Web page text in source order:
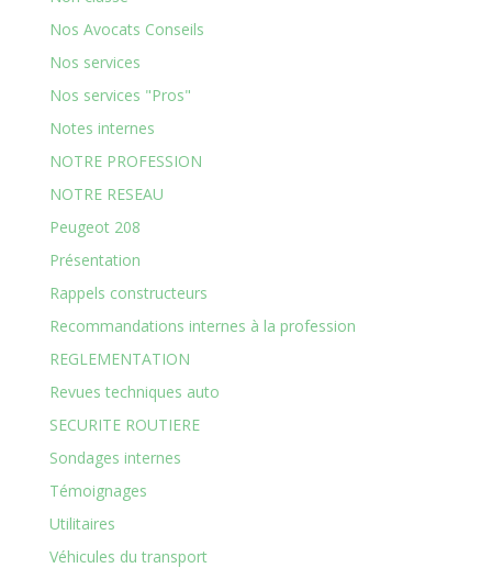
Nos Avocats Conseils
Nos services
Nos services "Pros"
Notes internes
NOTRE PROFESSION
NOTRE RESEAU
Peugeot 208
Présentation
Rappels constructeurs
Recommandations internes à la profession
REGLEMENTATION
Revues techniques auto
SECURITE ROUTIERE
Sondages internes
Témoignages
Utilitaires
Véhicules du transport